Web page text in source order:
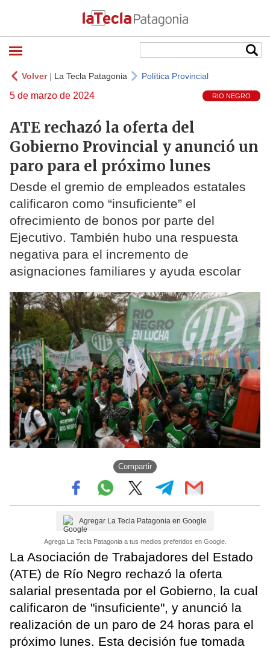
Volver| La Tecla Patagonia Política Provincial
5 de marzo de 2024 RIO NEGRO
ATE rechazó la oferta del
Gobierno Provincial y anunció un
paro para el próximo lunes
Desde el gremio de empleados estatales
calificaron como “insuficiente” el
ofrecimiento de bonos por parte del
Ejecutivo. También hubo una respuesta
negativa para el incremento de
asignaciones familiares y ayuda escolar
Compartir
Agregar La Tecla Patagonia en Google
Agrega La Tecla Patagonia a tus medios preferidos en Google.
La Asociación de Trabajadores del Estado
(ATE) de Río Negro rechazó la oferta
salarial presentada por el Gobierno, la cual
calificaron de "insuficiente", y anunció la
realización de un paro de 24 horas para el
próximo lunes. Esta decisión fue tomada